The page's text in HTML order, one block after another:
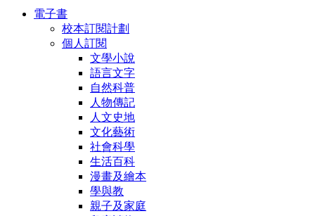
電子書
校本訂閱計劃
個人訂閱
文學小說
語言文字
自然科普
人物傳記
人文史地
文化藝術
社會科學
生活百科
漫畫及繪本
學與教
親子及家庭